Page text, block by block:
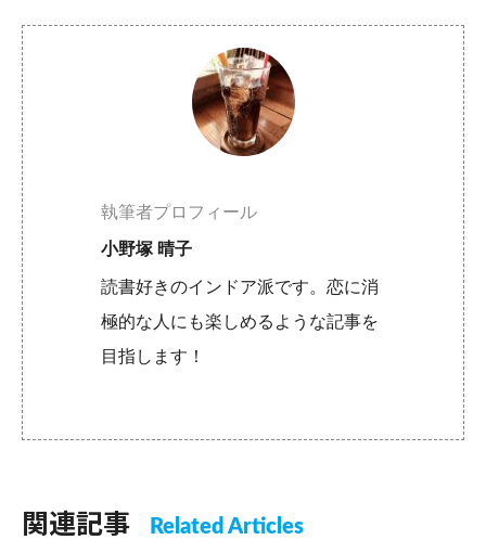
執筆者プロフィール
小野塚 晴子
読書好きのインドア派です。恋に消
極的な人にも楽しめるような記事を
目指します！
関連記事 Related Articles